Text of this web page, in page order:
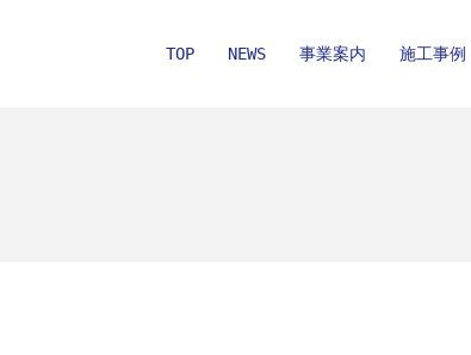
TOP NEWS 事業案内 施工事例